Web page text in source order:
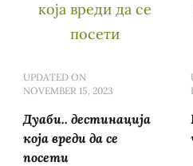
UPDATED ON
NOVEMBER 15, 2023
Дуаби.. дестинација
која вреди да се
посети